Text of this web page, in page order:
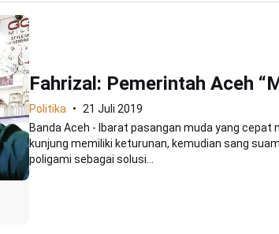
Fahrizal: Pemerintah Aceh
Politika
21 Juli 2019
Banda Aceh - Ibarat pasangan muda yang cepat
kunjung memiliki keturunan, kemudian sang
poligami sebagai solusi...